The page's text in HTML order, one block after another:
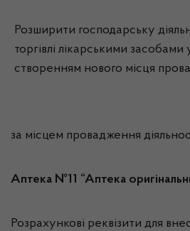
Розширити господарську
торгівлі лікарськими засобами у
створенням нового місця
за місцем провадження
Аптека №11 “Аптека
Розрахункові реквізити для